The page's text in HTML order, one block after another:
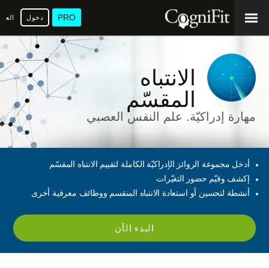
PRO دخول
الانتباه
المقسّم
مهارة إدراكيّة. علم النفس العصبي
أدخل مجموعة الروائز الإدراكيّة الكاملة لتقييم الانتباه المقسّم
إكشف وقيّم حضور التغيّرات
أنشطة لتحسين أو استعادة الانتباه المنقسم ووظائف معرفية أخرى
البدء الآن